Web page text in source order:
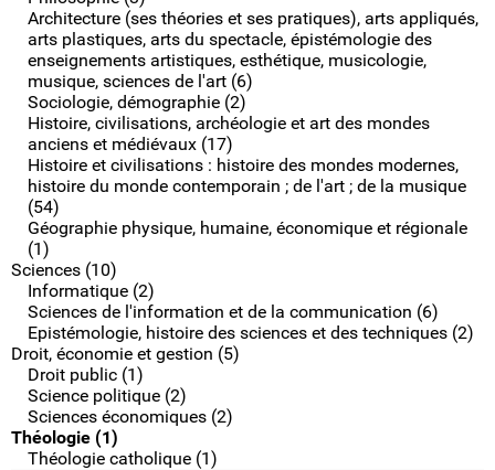
Architecture (ses théories et ses pratiques), arts appliqués,
arts plastiques, arts du spectacle, épistémologie des
enseignements artistiques, esthétique, musicologie,
musique, sciences de l'art (6)
Sociologie, démographie (2)
Histoire, civilisations, archéologie et art des mondes
anciens et médiévaux (17)
Histoire et civilisations : histoire des mondes modernes,
histoire du monde contemporain ; de l'art ; de la musique
(54)
Géographie physique, humaine, économique et régionale
(1)
Sciences (10)
Informatique (2)
Sciences de l'information et de la communication (6)
Epistémologie, histoire des sciences et des techniques (2)
Droit, économie et gestion (5)
Droit public (1)
Science politique (2)
Sciences économiques (2)
Théologie (1)
Théologie catholique (1)